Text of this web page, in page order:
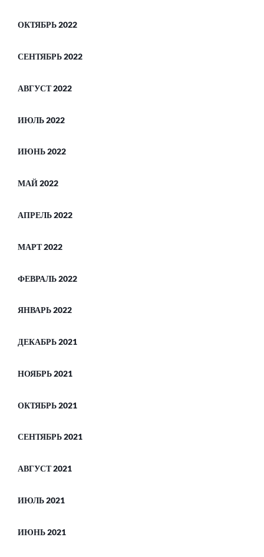
ОКТЯБРЬ 2022
СЕНТЯБРЬ 2022
АВГУСТ 2022
ИЮЛЬ 2022
ИЮНЬ 2022
МАЙ 2022
АПРЕЛЬ 2022
МАРТ 2022
ФЕВРАЛЬ 2022
ЯНВАРЬ 2022
ДЕКАБРЬ 2021
НОЯБРЬ 2021
ОКТЯБРЬ 2021
СЕНТЯБРЬ 2021
АВГУСТ 2021
ИЮЛЬ 2021
ИЮНЬ 2021